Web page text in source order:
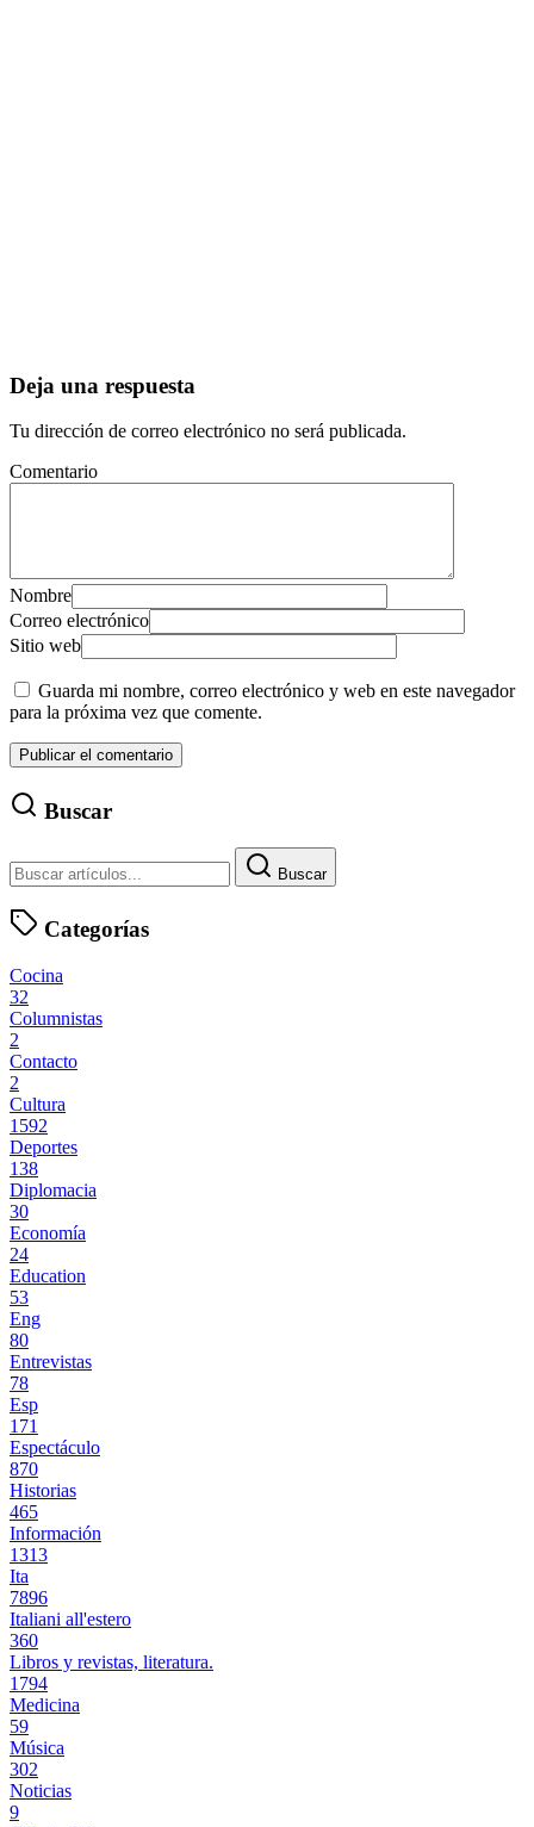
Deja una respuesta
Tu dirección de correo electrónico no será publicada.
Comentario
Nombre
Correo electrónico
Sitio web
Guarda mi nombre, correo electrónico y web en este navegador
para la próxima vez que comente.
Buscar
Buscar
Categorías
Cocina
32
Columnistas
2
Contacto
2
Cultura
1592
Deportes
138
Diplomacia
30
Economía
24
Education
53
Eng
80
Entrevistas
78
Esp
171
Espectáculo
870
Historias
465
Información
1313
Ita
7896
Italiani all'estero
360
Libros y revistas, literatura.
1794
Medicina
59
Música
302
Noticias
9